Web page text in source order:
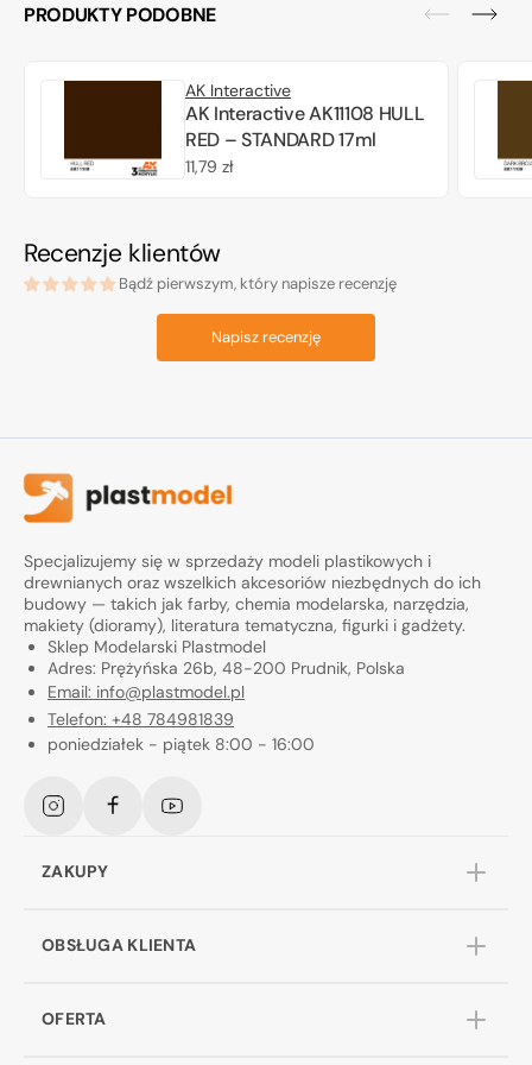
PRODUKTY PODOBNE
AK Interactive
AK Interactive AK11108 HULL
RED – STANDARD 17ml
Cena
11,79 zł
Recenzje klientów
Bądź pierwszym, który napisze recenzję
Napisz recenzję
Specjalizujemy się w sprzedaży modeli plastikowych i
drewnianych oraz wszelkich akcesoriów niezbędnych do ich
budowy — takich jak farby, chemia modelarska, narzędzia,
makiety (dioramy), literatura tematyczna, figurki i gadżety.
Sklep Modelarski Plastmodel
Adres: Prężyńska 26b, 48-200 Prudnik, Polska
Email: info@plastmodel.pl
Telefon: +48 784981839
poniedziałek - piątek 8:00 - 16:00
InstagramFacebookYouTube
ZAKUPY
OBSŁUGA KLIENTA
OFERTA